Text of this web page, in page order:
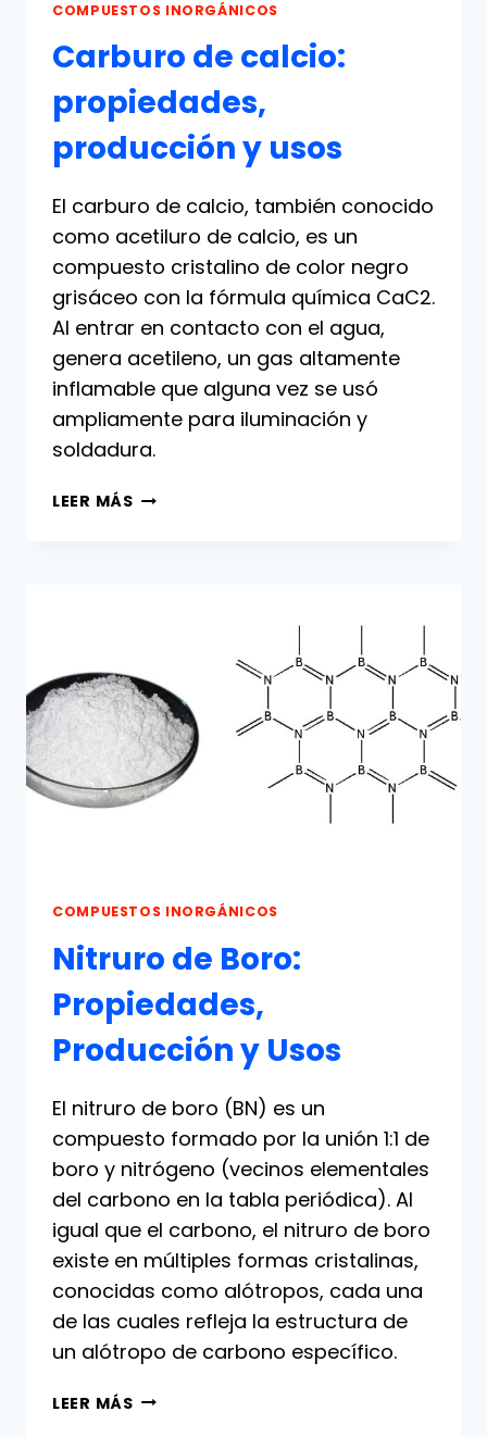
COMPUESTOS INORGÁNICOS
Carburo de calcio:
propiedades,
producción y usos
El carburo de calcio, también conocido
como acetiluro de calcio, es un
compuesto cristalino de color negro
grisáceo con la fórmula química CaC2.
Al entrar en contacto con el agua,
genera acetileno, un gas altamente
inflamable que alguna vez se usó
ampliamente para iluminación y
soldadura.
LEER MÁSCARBURO
COMPUESTOS INORGÁNICOS
Nitruro de Boro:
Propiedades,
Producción y Usos
El nitruro de boro (BN) es un
compuesto formado por la unión 1:1 de
boro y nitrógeno (vecinos elementales
del carbono en la tabla periódica). Al
igual que el carbono, el nitruro de boro
existe en múltiples formas cristalinas,
conocidas como alótropos, cada una
de las cuales refleja la estructura de
un alótropo de carbono específico.
LEER MÁSNITRURO